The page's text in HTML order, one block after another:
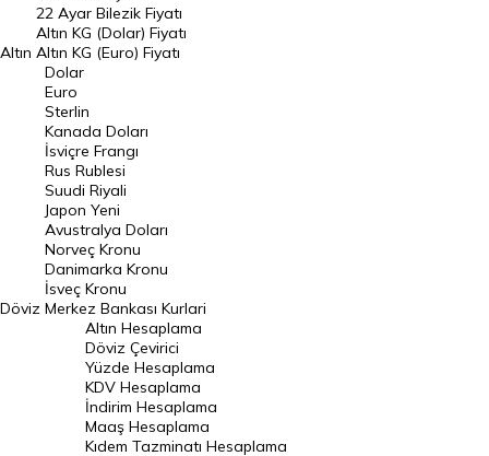
Dolar Kuru
Euro Kuru
Pound Kuru
Frank Kuru
Riyal Kuru
Avustralya Doları
Danimarka Kronu Kuru
Kanada Doları Kuru
Norveç Kronu Kuru
İsveç Kronu Kuru
Japon Yeni Kuru
Serbest Piyasa Döviz Kurları
Merkez Bankası Döviz Kurları
Altın
22 Ayar Bilezik Fiyatı
Altın KG (Dolar) Fiyatı
Altın KG (Euro) Fiyatı
Döviz
Dolar
Euro
Sterlin
Kanada Doları
İsviçre Frangı
Rus Rublesi
Suudi Riyali
Japon Yeni
Avustralya Doları
Norveç Kronu
Danimarka Kronu
İsveç Kronu
Merkez Bankası Kurlari
Altın Hesaplama
Döviz Çevirici
Yüzde Hesaplama
KDV Hesaplama
İndirim Hesaplama
Maaş Hesaplama
Kıdem Tazminatı Hesaplama